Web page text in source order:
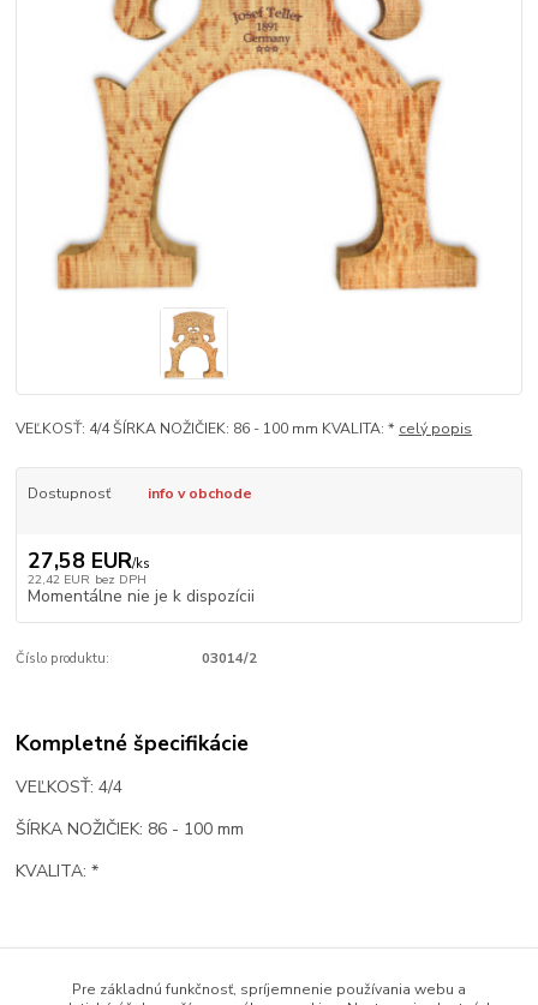
VEĽKOSŤ: 4/4 ŠÍRKA NOŽIČIEK: 86 - 100 mm KVALITA: * celý popis
Dostupnosť info v obchode
27,58 EUR/ks
22,42 EUR bez DPH
Momentálne nie je k dispozícii
Číslo produktu: 03014/2
Kompletné špecifikácie
VEĽKOSŤ: 4/4
ŠÍRKA NOŽIČIEK: 86 - 100 mm
KVALITA: *
Pre základnú funkčnosť, spríjemnenie používania webu a